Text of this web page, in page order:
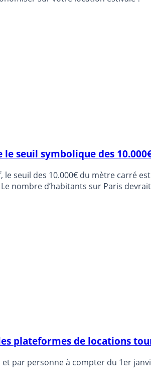
seuil symbolique des
seuil des 10.000€ du mètre carré
sur Paris devrait donc
les plateformes de locations
par personne à compter du 1er